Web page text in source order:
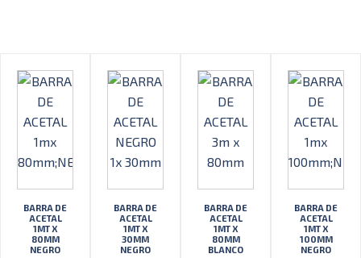
BARRA DE
ACETAL
1MT X
80MM
NEGRO
BARRA DE
ACETAL
1MT X
30MM
NEGRO
BARRA DE
ACETAL
1MT X
80MM
BLANCO
BARRA DE
ACETAL
1MT X
100MM
NEGRO